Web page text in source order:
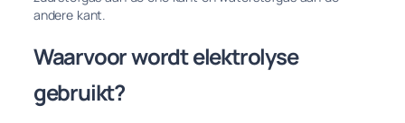
andere kant.
Waarvoor wordt elektrolyse
gebruikt?